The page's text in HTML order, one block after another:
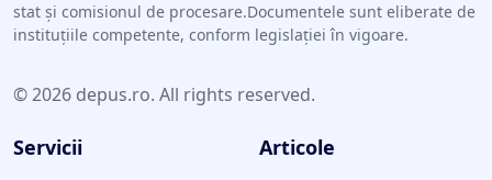
stat și comisionul de procesare.Documentele sunt eliberate de
instituțiile competente, conform legislației în vigoare.
© 2026 depus.ro. All rights reserved.
Servicii Articole